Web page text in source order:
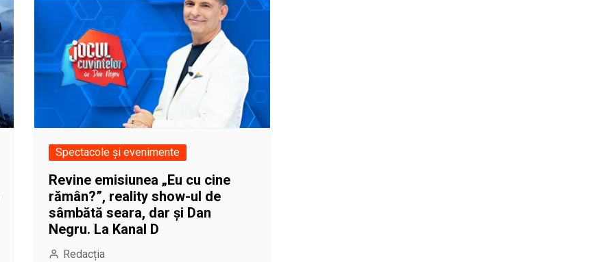
Spectacole și evenimente
Revine emisiunea „Eu cu cine
rămân?”, reality show-ul de
sâmbătă seara, dar și Dan
Negru. La Kanal D
Redacția